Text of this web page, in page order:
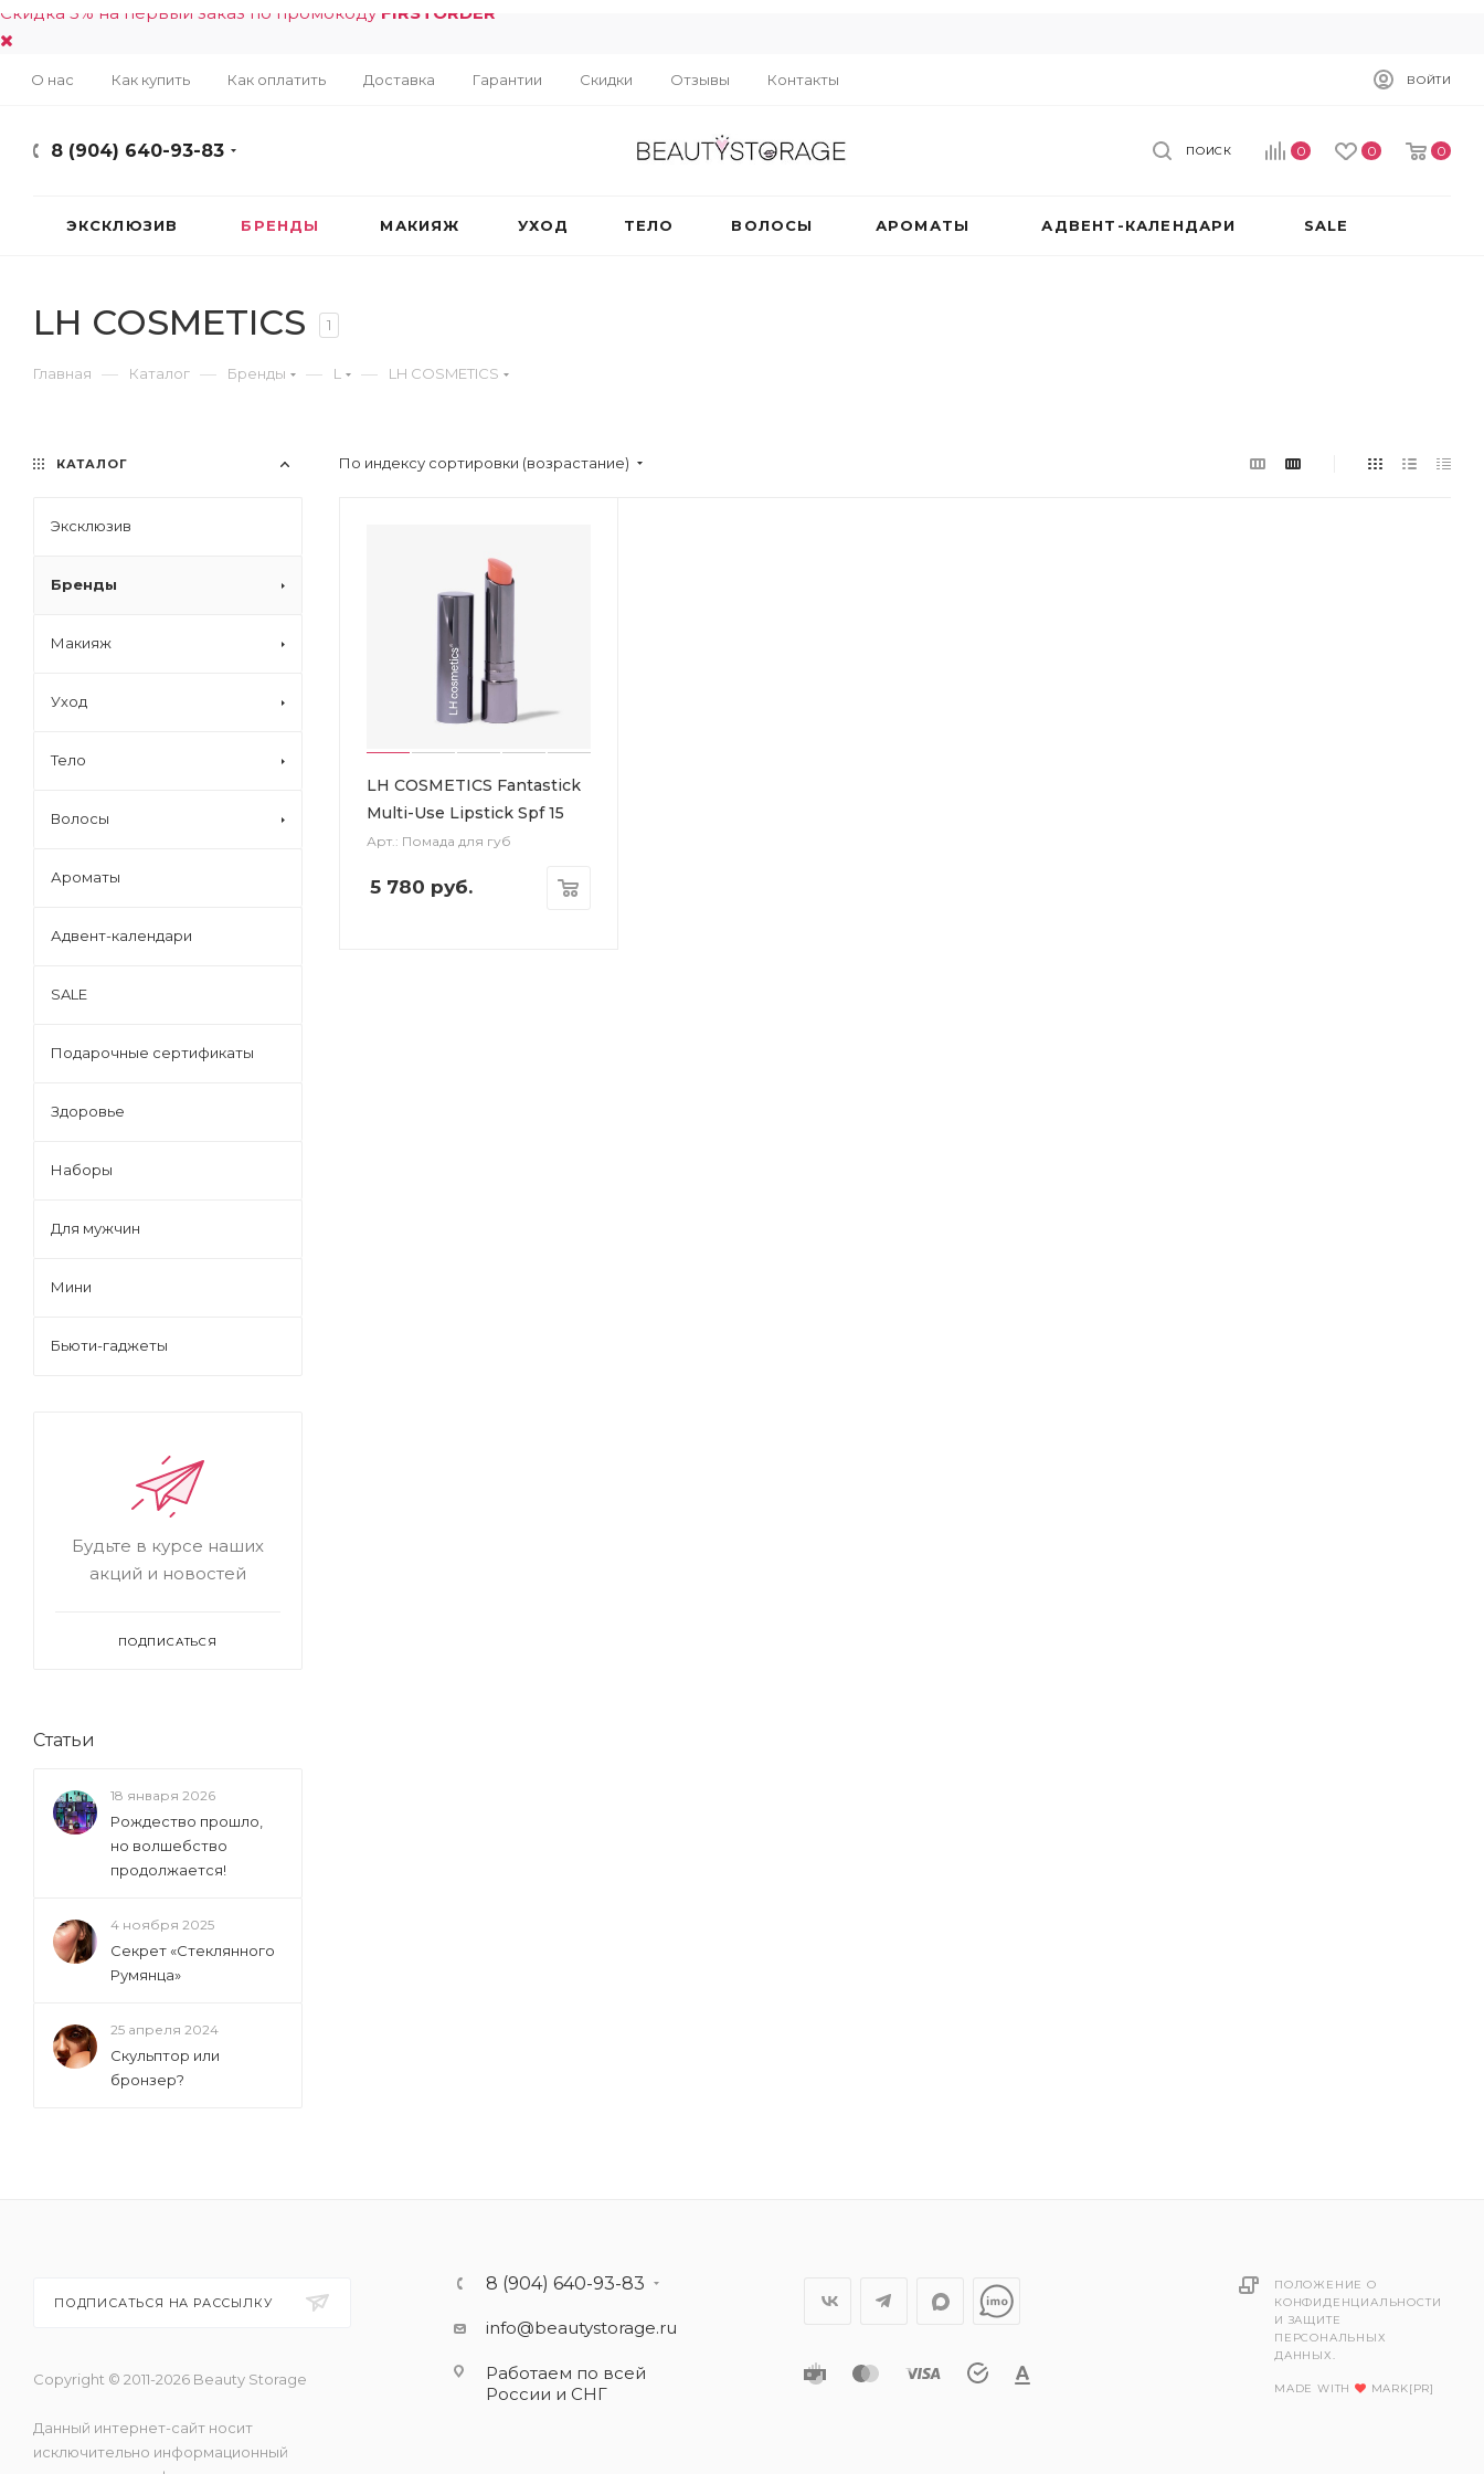
Скидка 5% на первый заказ по промокоду FIRSTORDER
О нас Как купить Как оплатить Доставка Гарантии Скидки Отзывы Контакты ВОЙТИ
8 (904) 640-93-83 0 0 0
ПОИСК
ЭКСКЛЮЗИВ БРЕНДЫ МАКИЯЖ УХОД ТЕЛО ВОЛОСЫ АРОМАТЫ АДВЕНТ-КАЛЕНДАРИ SALE
LH COSMETICS 1
Главная — Каталог — Бренды — L — LH COSMETICS
По индексу сортировки (возрастание)
LH COSMETICS Fantastick
Multi-Use Lipstick Spf 15
Арт.: Помада для губ
5 780 руб.
КАТАЛОГ
Эксклюзив
Бренды
Макияж
Уход
Тело
Волосы
Ароматы
Адвент-календари
SALE
Подарочные сертификаты
Здоровье
Наборы
Для мужчин
Мини
Бьюти-гаджеты
Будьте в курсе наших
акций и новостей
ПОДПИСАТЬСЯ
Статьи
18 января 2026
Рождество прошло,
но волшебство
продолжается!
4 ноября 2025
Секрет «Стеклянного
Румянца»
25 апреля 2024
Скульптор или
бронзер?
ПОДПИСАТЬСЯ НА РАССЫЛКУ
Copyright © 2011-2026 Beauty Storage
Данный интернет-сайт носит
исключительно информационный
8 (904) 640-93-83
info@beautystorage.ru
Работаем по всей
России и СНГ
ПОЛОЖЕНИЕ О
КОНФИДЕНЦИАЛЬНОСТИ
И ЗАЩИТЕ
ПЕРСОНАЛЬНЫХ
ДАННЫХ.
MADE WITH MARK[PR]